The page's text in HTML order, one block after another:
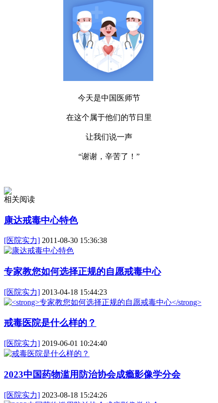
今天是中国医师节
在这个属于他们的节日里
让我们说一声
“谢谢，辛苦了！”
相关阅读
康达戒毒中心特色
[医院实力] 2011-08-30 15:36:38
专家教您如何选择正规的自愿戒毒中心
[医院实力] 2013-04-18 15:44:23
戒毒医院是什么样的？
[医院实力] 2019-06-01 10:24:40
2023中国药物滥用防治协会成瘾影像学分会
[医院实力] 2023-08-18 15:24:26